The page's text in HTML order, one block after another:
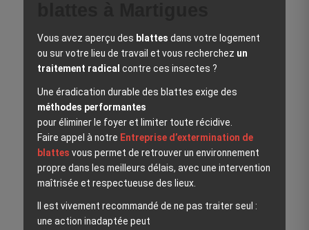
Vous avez aperçu des blattes dans votre logement
ou sur votre lieu de travail et vous recherchez un
traitement radical contre ces insectes ?
Une éradication durable des blattes exige des
méthodes performantes
pour éliminer le foyer et limiter toute récidive.
Faire appel à notre Entreprise d’extermination de
blattes vous permet de retrouver un environnement
propre dans les meilleurs délais, avec une intervention
maîtrisée et respectueuse des lieux.
Il est vivement recommandé de ne pas traiter seul :
une action inadaptée peut